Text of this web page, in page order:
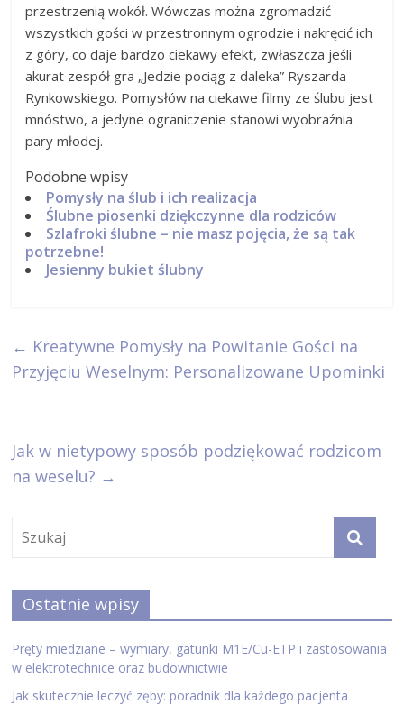
przestrzenią wokół. Wówczas można zgromadzić
wszystkich gości w przestronnym ogrodzie i nakręcić ich
z góry, co daje bardzo ciekawy efekt, zwłaszcza jeśli
akurat zespół gra „Jedzie pociąg z daleka” Ryszarda
Rynkowskiego. Pomysłów na ciekawe filmy ze ślubu jest
mnóstwo, a jedyne ograniczenie stanowi wyobraźnia
pary młodej.
Podobne wpisy
Pomysły na ślub i ich realizacja
Ślubne piosenki dziękczynne dla rodziców
Szlafroki ślubne – nie masz pojęcia, że są tak
potrzebne!
Jesienny bukiet ślubny
← Kreatywne Pomysły na Powitanie Gości na
Przyjęciu Weselnym: Personalizowane Upominki
Jak w nietypowy sposób podziękować rodzicom
na weselu? →
Ostatnie wpisy
Pręty miedziane – wymiary, gatunki M1E/Cu-ETP i zastosowania
w elektrotechnice oraz budownictwie
Jak skutecznie leczyć zęby: poradnik dla każdego pacjenta